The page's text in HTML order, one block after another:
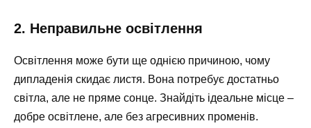
2. Неправильне освітлення
Освітлення може бути ще однією причиною, чому
дипладенія скидає листя. Вона потребує достатньо
світла, але не пряме сонце. Знайдіть ідеальне місце –
добре освітлене, але без агресивних променів.